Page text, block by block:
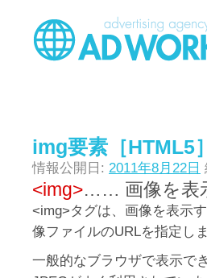
img要素［HTML5］
情報公開日: 2011年8月22日
<img>…… 画像を表
<img>タグは、画像を表示
像ファイルのURLを指定しま
一般的なブラウザで表示で